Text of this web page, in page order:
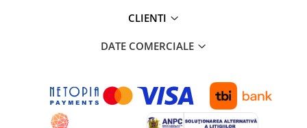
Organizatoare imbracaminte si
Perii si aparate scame
Stergatoare geam
CLIENTI
DATE COMERCIALE